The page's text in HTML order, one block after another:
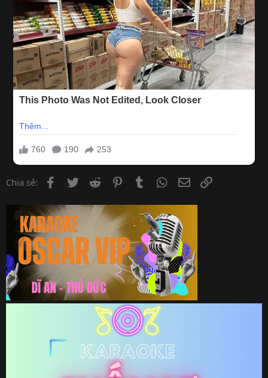
Chia sẻ: Facebook
Twitter Reddit PinterestTumblr WhatsApp
Email